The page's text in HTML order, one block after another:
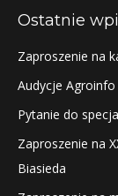
Ostatnie
Zaproszenie na
Audycje
Pytanie do
Zaproszenie na
Biasieda